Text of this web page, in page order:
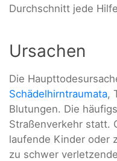
Durchschnitt jede
Ursachen
Die
Schädelhirntraumata,
Blutungen. Die
Straßenverkehr statt.
laufende Kinder oder
zu schwer